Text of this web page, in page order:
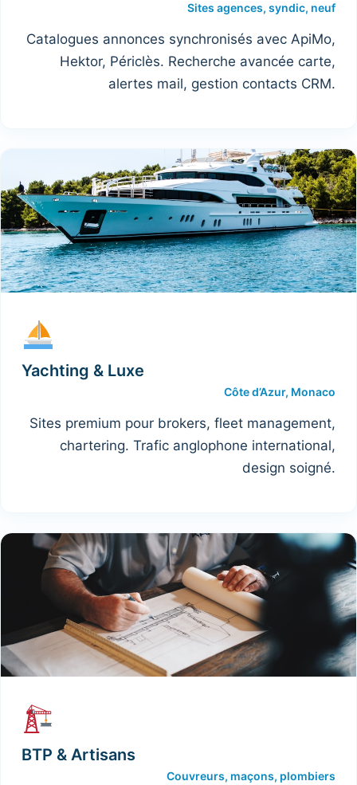
Sites agences, syndic, neuf
Catalogues annonces synchronisés avec ApiMo,
Hektor, Périclès. Recherche avancée carte,
alertes mail, gestion contacts CRM.
Yachting & Luxe
Côte d’Azur, Monaco
Sites premium pour brokers, fleet management,
chartering. Trafic anglophone international,
design soigné.
BTP & Artisans
Couvreurs, maçons, plombiers